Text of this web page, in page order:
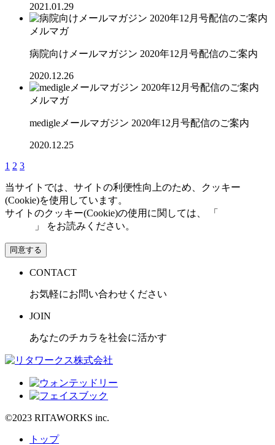
2021.01.29
メルマガ
病院向けメールマガジン 2020年12月号配信のご案内
2020.12.26
メルマガ
medigleメールマガジン 2020年12月号配信のご案内
2020.12.25
1 2 3
当サイトでは、サイトの利便性向上のため、クッキー
(Cookie)を使用しています。
サイトのクッキー(Cookie)の使用に関しては、 「
」 をお読みください。
同意する
CONTACT
お気軽にお問い合わせください
JOIN
あなたのチカラを社会に活かす
©2023 RITAWORKS inc.
トップ